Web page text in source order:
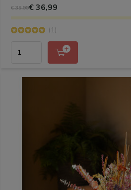
€ 39,99€ 36,99
(1)